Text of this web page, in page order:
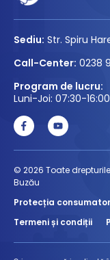
Sediu: Str. Spiru
Call-Center: 0238
Program de lucru:
Luni-Joi: 07:30-
© 2026 Toate
Buzău
Protecția
Termeni și condiții